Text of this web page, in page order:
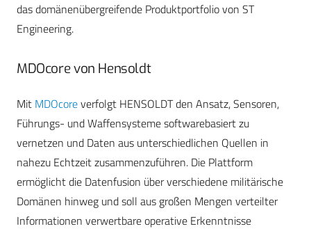
das domänenübergreifende Produktportfolio von ST
Engineering.
MDOcore von Hensoldt
Mit MDOcoreverfolgt HENSOLDT den Ansatz, Sensoren,
Führungs- und Waffensysteme softwarebasiert zu
vernetzen und Daten aus unterschiedlichen Quellen in
nahezu Echtzeit zusammenzuführen. Die Plattform
ermöglicht die Datenfusion über verschiedene militärische
Domänen hinweg und soll aus großen Mengen verteilter
Informationen verwertbare operative Erkenntnisse